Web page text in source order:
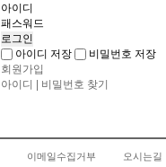
아이디
패스워드
아이디 저장
비밀번호 저장
회원가입
아이디 | 비밀번호 찾기
이메일수집거부 오시는길